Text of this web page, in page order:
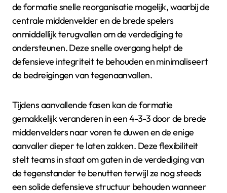
de formatie snelle reorganisatie mogelijk, waarbij de
centrale middenvelder en de brede spelers
onmiddellijk terugvallen om de verdediging te
ondersteunen. Deze snelle overgang helpt de
defensieve integriteit te behouden en minimaliseert
de bedreigingen van tegenaanvallen.
Tijdens aanvallende fasen kan de formatie
gemakkelijk veranderen in een 4-3-3 door de brede
middenvelders naar voren te duwen en de enige
aanvaller dieper te laten zakken. Deze flexibiliteit
stelt teams in staat om gaten in de verdediging van
de tegenstander te benutten terwijl ze nog steeds
een solide defensieve structuur behouden wanneer